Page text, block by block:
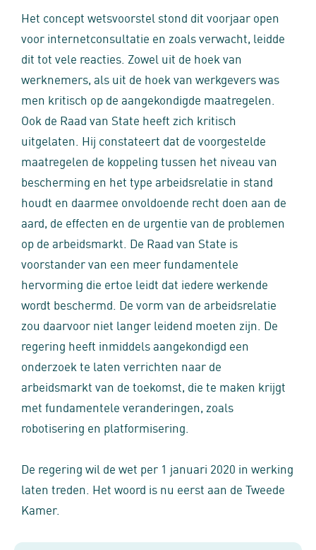
Het concept wetsvoorstel stond dit voorjaar open
voor internetconsultatie en zoals verwacht, leidde
dit tot vele reacties. Zowel uit de hoek van
werknemers, als uit de hoek van werkgevers was
men kritisch op de aangekondigde maatregelen.
Ook de Raad van State heeft zich kritisch
uitgelaten. Hij constateert dat de voorgestelde
maatregelen de koppeling tussen het niveau van
bescherming en het type arbeidsrelatie in stand
houdt en daarmee onvoldoende recht doen aan de
aard, de effecten en de urgentie van de problemen
op de arbeidsmarkt. De Raad van State is
voorstander van een meer fundamentele
hervorming die ertoe leidt dat iedere werkende
wordt beschermd. De vorm van de arbeidsrelatie
zou daarvoor niet langer leidend moeten zijn. De
regering heeft inmiddels aangekondigd een
onderzoek te laten verrichten naar de
arbeidsmarkt van de toekomst, die te maken krijgt
met fundamentele veranderingen, zoals
robotisering en platformisering.
De regering wil de wet per 1 januari 2020 in werking
laten treden. Het woord is nu eerst aan de Tweede
Kamer.